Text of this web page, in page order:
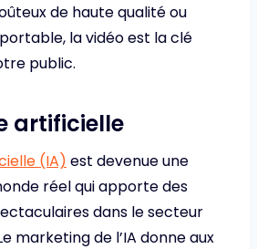
de haute qualité ou
la vidéo est la clé
public.
artificielle
(IA) est devenue une
réel qui apporte des
dans le secteur
marketing de l’IA donne aux